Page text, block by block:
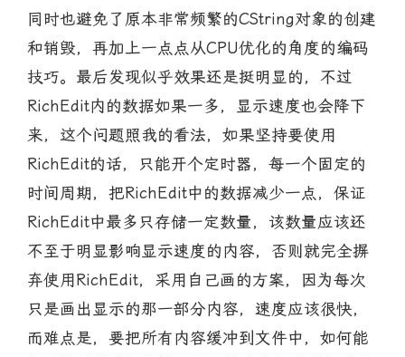
同时也避免了原本非常频繁的CString对象的创建
和销毁，再加上一点点从CPU优化的角度的编码
技巧。最后发现似乎效果还是挺明显的，不过
RichEdit内的数据如果一多，显示速度也会降下
来，这个问题照我的看法，如果坚持要使用
RichEdit的话，只能开个定时器，每一个固定的
时间周期，把RichEdit中的数据减少一点，保证
RichEdit中最多只存储一定数量，该数量应该还
不至于明显影响显示速度的内容，否则就完全摒
弃使用RichEdit，采用自己画的方案，因为每次
只是画出显示的那一部分内容，速度应该很快，
而难点是，要把所有内容缓冲到文件中，如何能